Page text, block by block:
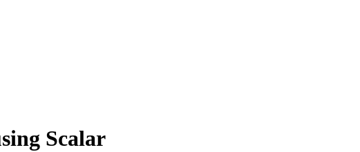
Scalar